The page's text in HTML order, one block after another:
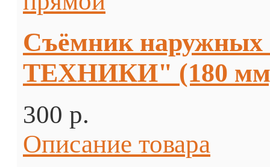
Съёмник
ТЕХНИКИ" (180
300 p.
Описание товара